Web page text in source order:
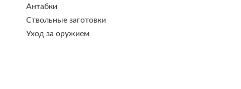
Антабки
Ствольные заготовки
Уход за оружием